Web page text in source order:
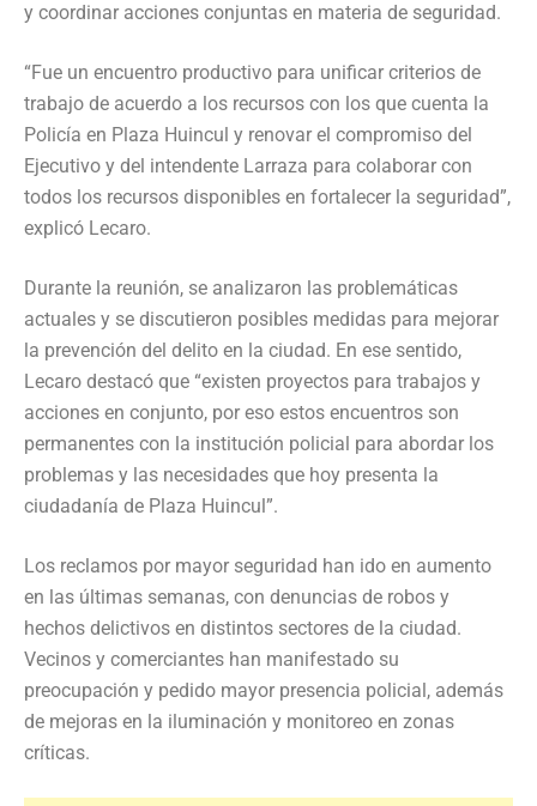
y coordinar acciones conjuntas en materia de seguridad.
“Fue un encuentro productivo para unificar criterios de
trabajo de acuerdo a los recursos con los que cuenta la
Policía en Plaza Huincul y renovar el compromiso del
Ejecutivo y del intendente Larraza para colaborar con
todos los recursos disponibles en fortalecer la seguridad”,
explicó Lecaro.
Durante la reunión, se analizaron las problemáticas
actuales y se discutieron posibles medidas para mejorar
la prevención del delito en la ciudad. En ese sentido,
Lecaro destacó que “existen proyectos para trabajos y
acciones en conjunto, por eso estos encuentros son
permanentes con la institución policial para abordar los
problemas y las necesidades que hoy presenta la
ciudadanía de Plaza Huincul”.
Los reclamos por mayor seguridad han ido en aumento
en las últimas semanas, con denuncias de robos y
hechos delictivos en distintos sectores de la ciudad.
Vecinos y comerciantes han manifestado su
preocupación y pedido mayor presencia policial, además
de mejoras en la iluminación y monitoreo en zonas
críticas.